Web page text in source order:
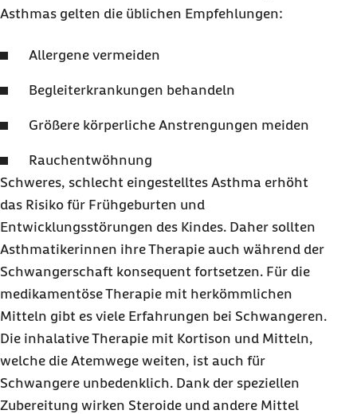
Asthmas gelten die üblichen Empfehlungen:
Allergene vermeiden
Begleiterkrankungen behandeln
Größere körperliche Anstrengungen meiden
Rauchentwöhnung
Schweres, schlecht eingestelltes Asthma erhöht
das Risiko für Frühgeburten und
Entwicklungsstörungen des Kindes. Daher sollten
Asthmatikerinnen ihre Therapie auch während der
Schwangerschaft konsequent fortsetzen. Für die
medikamentöse Therapie mit herkömmlichen
Mitteln gibt es viele Erfahrungen bei Schwangeren.
Die inhalative Therapie mit Kortison und Mitteln,
welche die Atemwege weiten, ist auch für
Schwangere unbedenklich. Dank der speziellen
Zubereitung wirken Steroide und andere Mittel